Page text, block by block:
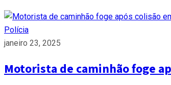
Polícia
janeiro 23, 2025
Motorista de caminhão foge